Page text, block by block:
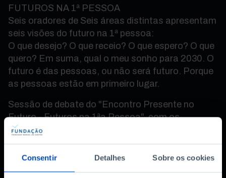
Consentir Detalhes Sobre os cookies
FUTUROS NA 1ª PESSOA
Seis oradores de Seis áreas distintas apresentam
seis visões do futuro na 1ª pessoa:
O que desejo? O que receio? O que espero? O que
quero? Em suma, qual o meu sonho para 2030. O
futuro é das pessoas, ou não será futuro. Porque
as pessoas estão em primeiro lugar.
Sessão de debate do "Encontro Presente no
Futuro - Futuros na 1ªa Pessoa", com os
oradores D. Manuel Clemente, Natasha
Marjanovic, Laurinda Alves, José Pedro Cobra e
Carlos Melo Ribeiro e moderação de José Soares